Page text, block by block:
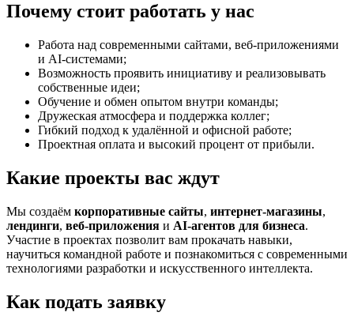
Почему стоит работать у нас
Работа над современными сайтами, веб-приложениями
и AI-системами;
Возможность проявить инициативу и реализовывать
собственные идеи;
Обучение и обмен опытом внутри команды;
Дружеская атмосфера и поддержка коллег;
Гибкий подход к удалённой и офисной работе;
Проектная оплата и высокий процент от прибыли.
Какие проекты вас ждут
Мы создаём корпоративные сайты, интернет-магазины,
лендинги, веб-приложения и AI-агентов для бизнеса.
Участие в проектах позволит вам прокачать навыки,
научиться командной работе и познакомиться с современными
технологиями разработки и искусственного интеллекта.
Как подать заявку